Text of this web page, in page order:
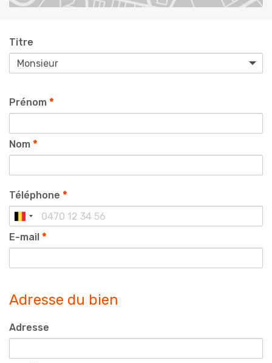
Titre
Prénom *
Nom *
Téléphone *
E-mail *
Adresse du bien
Adresse